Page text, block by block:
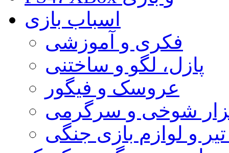
اسباب بازی
فکری و آموزشی
پازل، لگو و ساختنی
عروسک و فیگور
شوخی و سرگرمی
و لوازم بازی جنگی